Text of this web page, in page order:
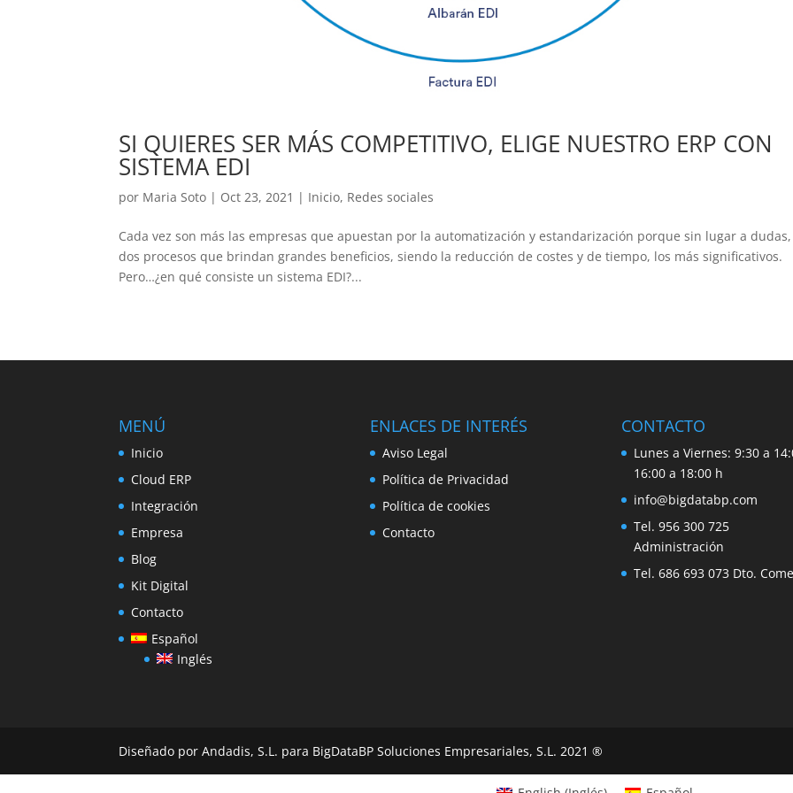
SI QUIERES SER MÁS COMPETITIVO, ELIGE NUESTRO ERP CON
SISTEMA EDI
por Maria Soto | Oct 23, 2021 | Inicio, Redes sociales
Cada vez son más las empresas que apuestan por la automatización y estandarización porque sin lugar a
dos procesos que brindan grandes beneficios, siendo la reducción de costes y de tiempo, los más significativos.
Pero…¿en qué consiste un sistema EDI?...
MENÚ
Inicio
Cloud ERP
Integración
Empresa
Blog
Kit Digital
Contacto
Español
Inglés
ENLACES DE INTERÉS
Aviso Legal
Política de Privacidad
Política de cookies
Contacto
CONTACTO
Lunes a Viernes: 9:30 a
16:00 a 18:00 h
info@bigdatabp.com
Tel. 956 300 725
Administración
Tel. 686 693 073 Dto.
Diseñado por Andadis, S.L. para BigDataBP Soluciones Empresariales, S.L. 2021 ®